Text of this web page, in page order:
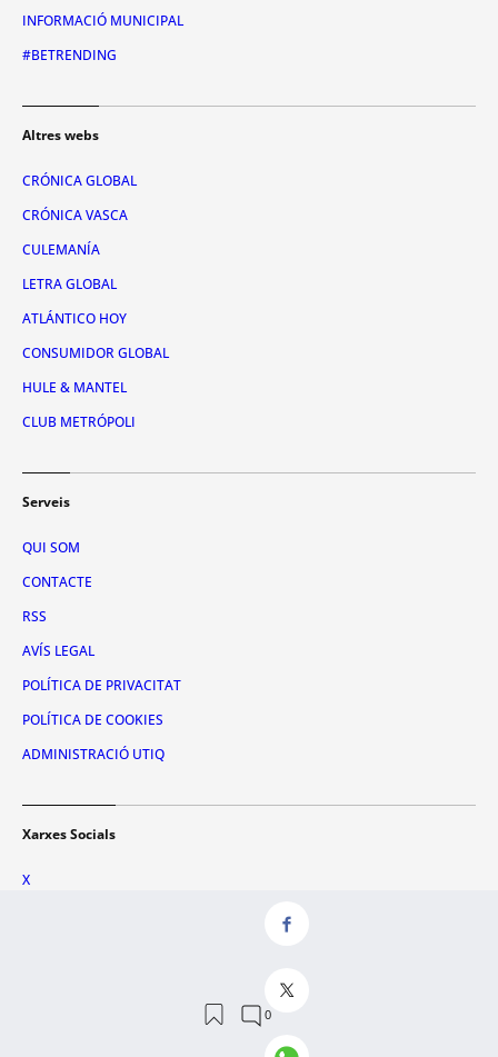
INFORMACIÓ MUNICIPAL
#BETRENDING
Altres webs
CRÓNICA GLOBAL
CRÓNICA VASCA
CULEMANÍA
LETRA GLOBAL
ATLÁNTICO HOY
CONSUMIDOR GLOBAL
HULE & MANTEL
CLUB METRÓPOLI
Serveis
QUI SOM
CONTACTE
RSS
AVÍS LEGAL
POLÍTICA DE PRIVACITAT
POLÍTICA DE COOKIES
ADMINISTRACIÓ UTIQ
Xarxes Socials
X